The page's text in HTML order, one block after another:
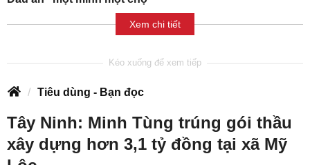
Xem chi tiết
Tiêu dùng - Bạn đọc
Tây Ninh: Minh Tùng trúng gói thầu
xây dựng hơn 3,1 tỷ đồng tại xã Mỹ